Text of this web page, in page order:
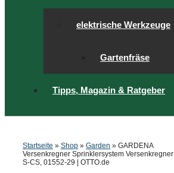
elektrische Werkzeuge
Gartenfräse
Tipps, Magazin & Ratgeber
Startseite » Shop » Garden » GARDENA
Versenkregner Sprinklersystem Versenkregner
S-CS, 01552-29 | OTTO.de